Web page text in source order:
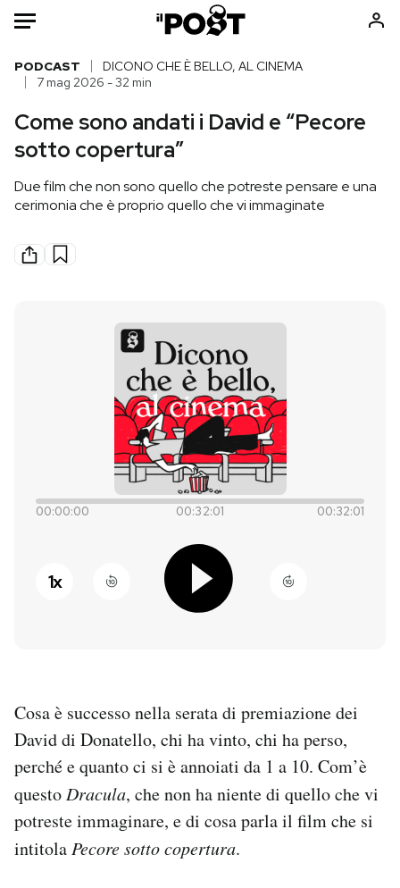
Auto
Italia
Politica
Consumismi
Mondiali calcio 2026
NEWSLETTER
Entra
PODCAST
DICONO CHE È BELLO, AL CINEMA
7 mag 2026 - 32 min
Come sono andati i David e “Pecore
sotto copertura”
Due film che non sono quello che potreste pensare e una
cerimonia che è proprio quello che vi immaginate
00:00:00 00:32:01 00:32:01
1x
Cosa è successo nella serata di premiazione dei
David di Donatello, chi ha vinto, chi ha perso,
perché e quanto ci si è annoiati da 1 a 10. Com’è
questo Dracula, che non ha niente di quello che vi
potreste immaginare, e di cosa parla il film che si
intitola Pecore sotto copertura.